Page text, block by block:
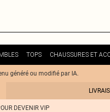
TOPS CHAUSSURES ET
généré ou modifié par IA.
DEVENIR VIP